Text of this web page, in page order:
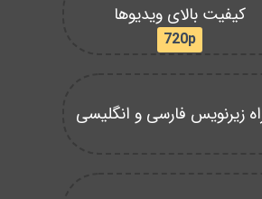
کیفیت بالای ویدیوها
720p
زیرنویس فارسی و انگلیسی